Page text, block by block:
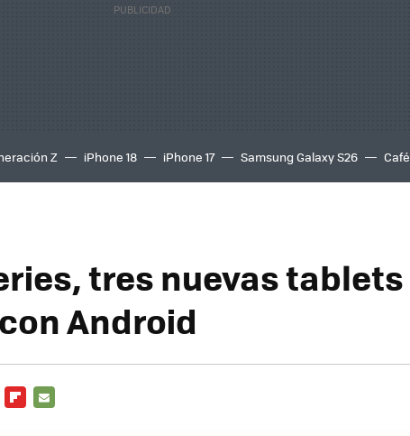
Z iPhone 18 iPhone 17 Samsung Galaxy S26 Café
tres nuevas tablets
Android